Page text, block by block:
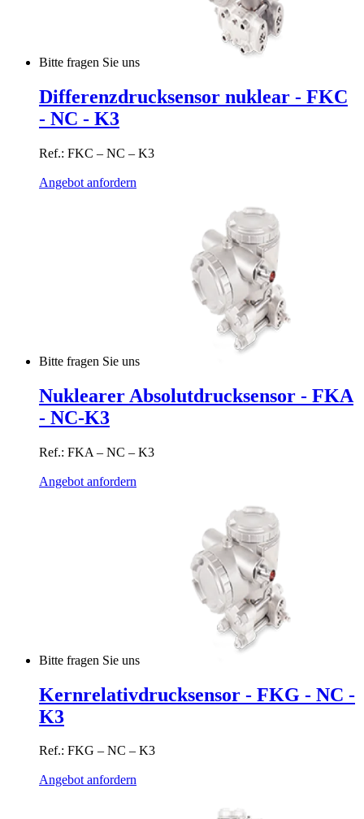
Bitte fragen Sie uns
Differenzdrucksensor nuklear - FKC
- NC - K3
Ref.: FKC – NC – K3
Angebot anfordern
Bitte fragen Sie uns
Nuklearer Absolutdrucksensor - FKA
- NC-K3
Ref.: FKA – NC – K3
Angebot anfordern
Bitte fragen Sie uns
Kernrelativdrucksensor - FKG - NC -
K3
Ref.: FKG – NC – K3
Angebot anfordern